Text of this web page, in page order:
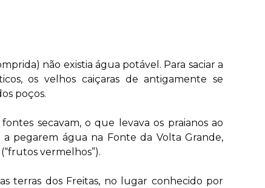
não existia água potável. Para saciar a
os velhos caiçaras de antigamente se
poços.
secavam, o que levava os praianos ao
a pegarem água na Fonte da Volta Grande,
vermelhos”).
terras dos Freitas, no lugar conhecido por